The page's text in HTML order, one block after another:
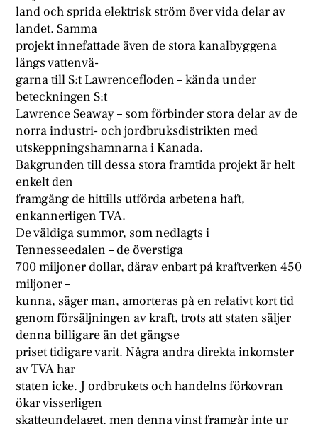
land och sprida elektrisk ström över vida delar av
landet. Samma
projekt innefattade även de stora kanalbyggena
längs vattenvä-
garna till S:t Lawrencefloden – kända under
beteckningen S:t
Lawrence Seaway – som förbinder stora delar av de
norra industri- och jordbruksdistrikten med
utskeppningshamnarna i Kanada.
Bakgrunden till dessa stora framtida projekt är helt
enkelt den
framgång de hittills utförda arbetena haft,
enkannerligen TVA.
De väldiga summor, som nedlagts i
Tennesseedalen – de överstiga
700 miljoner dollar, därav enbart på kraftverken 450
miljoner –
kunna, säger man, amorteras på en relativt kort tid
genom försäljningen av kraft, trots att staten säljer
denna billigare än det gängse
priset tidigare varit. Några andra direkta inkomster
av TVA har
staten icke. J ordbrukets och handelns förkovran
ökar visserligen
skatteundelaget, men denna vinst framgår inte ur